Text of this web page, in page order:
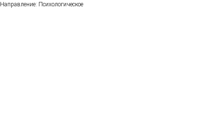
Направление: Психологическое